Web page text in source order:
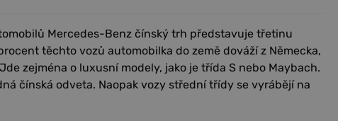
Mercedes-Benz čínský trh představuje třetinu
těchto vozů automobilka do země dováží z Německa,
zejména o luxusní modely, jako je třída S nebo Maybach.
čínská odveta. Naopak vozy střední třídy se vyrábějí na